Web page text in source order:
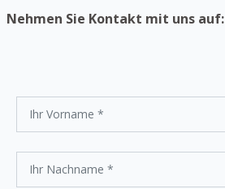
Nehmen Sie Kontakt mit uns auf: